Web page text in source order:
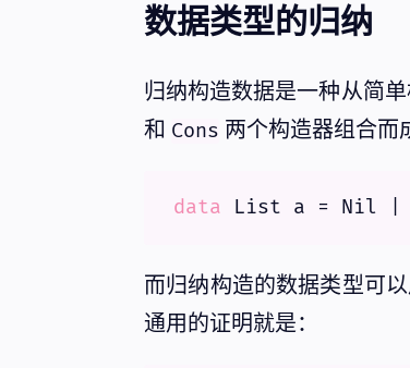
数据类型的归纳
归纳构造数据是一种从简
和 Cons 两个构造器组合而
data
而归纳构造的数据类型可
通用的证明就是：